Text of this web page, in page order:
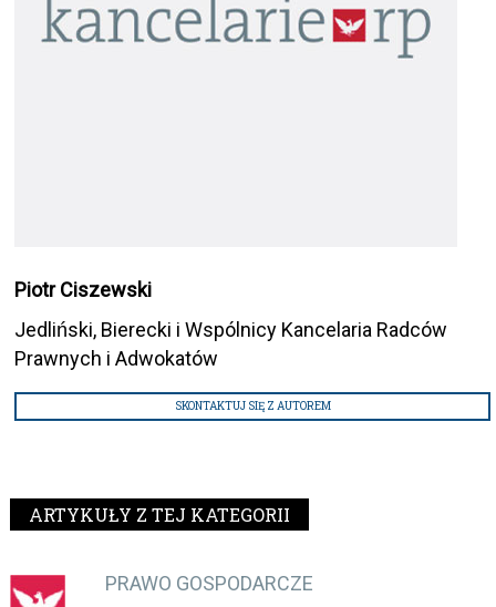
Piotr Ciszewski
Jedliński, Bierecki i Wspólnicy Kancelaria Radców
Prawnych i Adwokatów
SKONTAKTUJ SIĘ Z AUTOREM
ARTYKUŁY Z TEJ KATEGORII
PRAWO GOSPODARCZE